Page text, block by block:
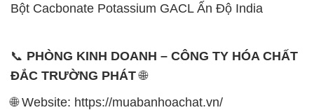
Bột Cacbonate Potassium GACL Ấn Độ India
📞 PHÒNG KINH DOANH – CÔNG TY HÓA CHẤT
ĐẮC TRƯỜNG PHÁT🌐
🌐 Website: https://muabanhoachat.vn/